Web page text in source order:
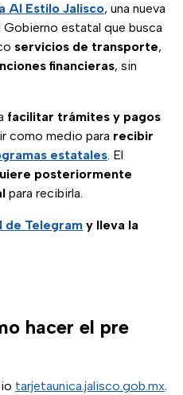
Al Estilo Jalisco, una nueva
Gobierno estatal que busca
servicios de transporte,
financieras, sin
facilitar trámites y pagos
como medio para recibir
estatales. El
posteriormente
para recibirla.
de Telegram y lleva la
hacer el pre
tarjetaunica.jalisco.gob.mx.